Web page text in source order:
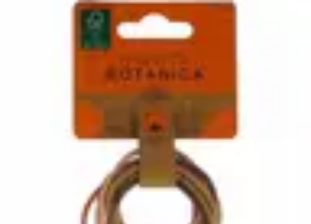
Medic Fournitures
Achat et gestion Gestion des fournitures
Choix des fournitures